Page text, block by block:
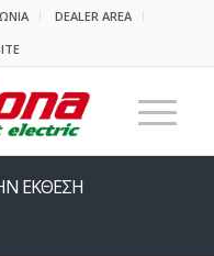
DEALER AREA
ΕΚΘΕΣΗ